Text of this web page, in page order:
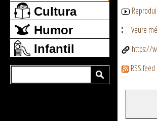
Cultura
Humor
Infantil
Veure
https://
RSS feed